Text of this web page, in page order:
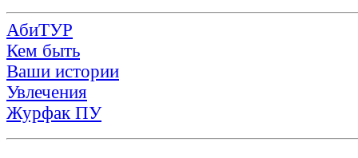
АбиТУР
Кем быть
Ваши истории
Увлечения
Журфак ПУ